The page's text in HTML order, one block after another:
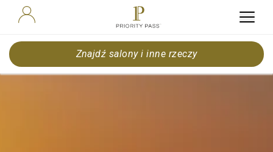
Znajdź salony i inne rzeczy